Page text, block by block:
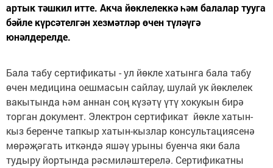
артык тәшкил итте. Акча йөклелеккә һәм балалар тууга
бәйле күрсәтелгән хезмәтләр өчен түләүгә
юнәлдерелде.
Бала табу сертификаты - ул йөкле хатынга бала табу
өчен медицина оешмасын сайлау, шулай ук йөклелек
вакытында һәм аннан соң күзәтү үтү хокукын бирә
торган документ. Электрон сертификат йөкле хатын-
кыз беренче тапкыр хатын-кызлар консультациясенә
мөрәҗәгать иткәндә яшәү урыны буенча яки бала
тудыру йортында рәсмиләштерелә. Сертификатны